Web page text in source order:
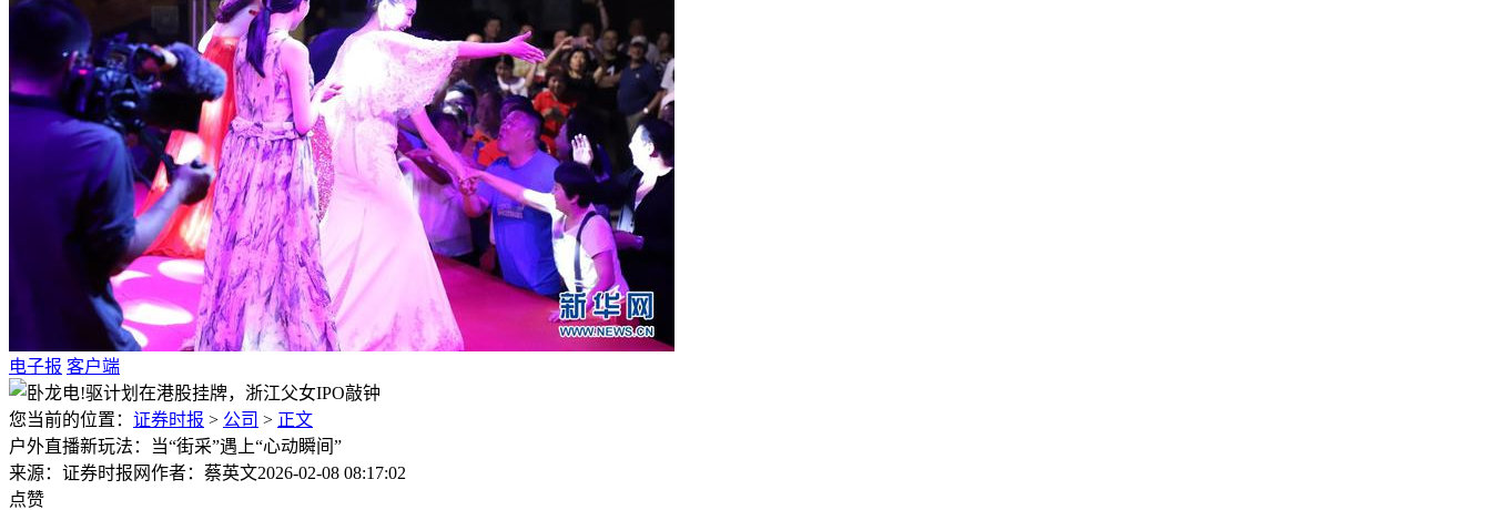
电子报 客户端
您当前的位置： 证券时报 > 公司 > 正文
户外直播新玩法：当“街采”遇上“心动瞬间”
来源：证券时报网作者：蔡英文2026-02-08 08:17:02
点赞